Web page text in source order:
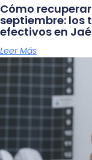
Cómo
septiembre:
efectivos en
Leer Más